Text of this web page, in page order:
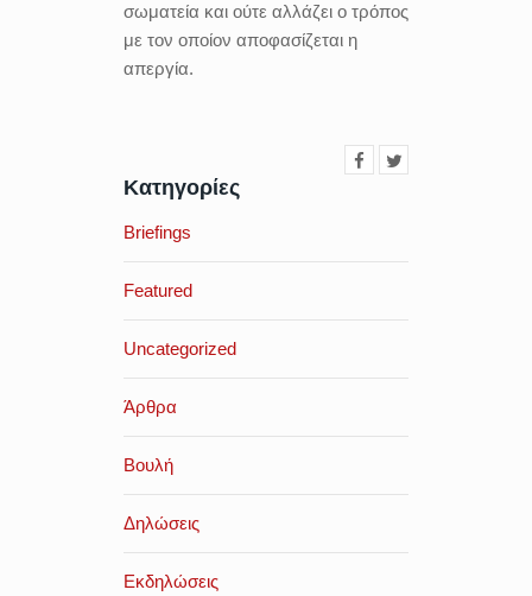
σωματεία και ούτε αλλάζει ο τρόπος
με τον οποίον αποφασίζεται η
απεργία.
Κατηγορίες
Briefings
Featured
Uncategorized
Άρθρα
Βουλή
Δηλώσεις
Εκδηλώσεις